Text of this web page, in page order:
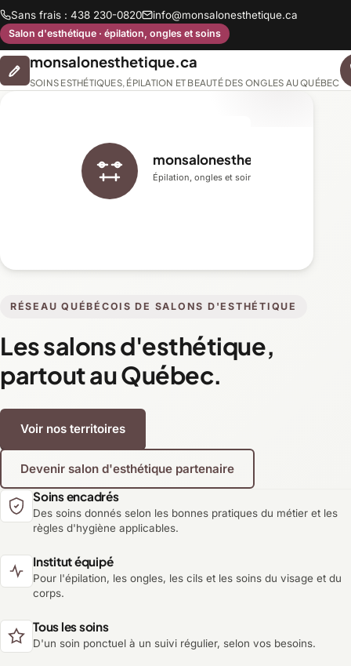
Sans frais : 438 230-0820 info@monsalonesthetique.ca
Salon d'esthétique · épilation, ongles et soins
monsalonesthetique.ca
SOINS ESTHÉTIQUES, ÉPILATION ET BEAUTÉ DES ONGLES AU QUÉBEC
RÉSEAU QUÉBÉCOIS DE SALONS D'ESTHÉTIQUE
Les salons d'esthétique,
partout au Québec.
Voir nos territoires
Devenir salon d'esthétique partenaire
monsalonesthetique.ca
Épilation, ongles et soins du visage
Soins encadrés
Des soins donnés selon les bonnes pratiques du métier et les
règles d'hygiène applicables.
Institut équipé
Pour l'épilation, les ongles, les cils et les soins du visage et du
corps.
Tous les soins
D'un soin ponctuel à un suivi régulier, selon vos besoins.